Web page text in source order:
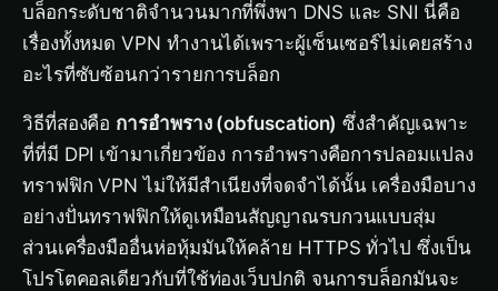
บล็อกระดับชาติจำนวนมากที่พึ่งพา DNS และ SNI นี่คือ
เรื่องทั้งหมด VPN ทำงานได้เพราะผู้เซ็นเซอร์ไม่เคยสร้าง
อะไรที่ซับซ้อนกว่ารายการบล็อก
วิธีที่สองคือ การอำพราง (obfuscation) ซึ่งสำคัญเฉพาะ
ที่ที่มี DPI เข้ามาเกี่ยวข้อง การอำพรางคือการปลอมแปลง
ทราฟฟิก VPN ไม่ให้มีสำเนียงที่จดจำได้นั้น เครื่องมือบาง
อย่างปั่นทราฟฟิกให้ดูเหมือนสัญญาณรบกวนแบบสุ่ม
ส่วนเครื่องมืออื่นห่อหุ้มมันให้คล้าย HTTPS ทั่วไป ซึ่งเป็น
โปรโตคอลเดียวกับที่ใช้ท่องเว็บปกติ จนการบล็อกมันจะ